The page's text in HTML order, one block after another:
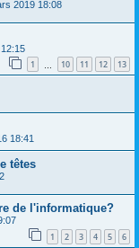
2019 18:08
1 10 11 12 13
18:41
têtes
de l'informatique?
1 2 3 4 5 6